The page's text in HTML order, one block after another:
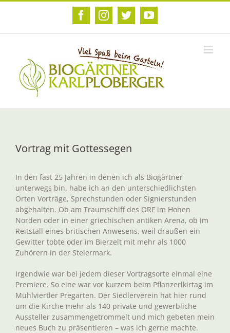
Zum
FacebookInstagram
TwitterYouTube
Vortrag mit Gottessegen
In den fast 25 Jahren in denen ich als Biogärtner
unterwegs bin, habe ich an den unterschiedlichsten
Orten Vorträge, Sprechstunden oder Signierstunden
abgehalten. Ob am Traumschiff des ORF im Hohen
Norden oder in einer griechischen antiken Arena, ob im
Reitstall eines britischen Anwesens, weil draußen ein
Gewitter tobte oder im Bierzelt mit mehr als 1000
Zuhörern in der Steiermark.
Irgendwie war bei jedem dieser Vortragsorte einmal eine
Premiere. So eine war vor kurzem beim Pflanzerlkirtag im
Mühlviertler Pregarten. Der Siedlerverein hat hier rund
um die Kirche mehr als 140 private und gewerbliche
Aussteller zusammengetrommelt und mich gebeten mein
neues Buch zu präsentieren – was ich gerne machte.